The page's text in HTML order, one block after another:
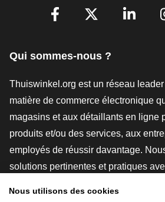
[_General:SocialMediaTitle]
Qui sommes-nous ?
Thuiswinkel.org est un réseau
matière de commerce électronique
magasins et aux détaillants en ligne
produits et/ou des services, aux
employés de réussir davantage.
solutions pertinentes et pratiques
Nous utilisons des cookies